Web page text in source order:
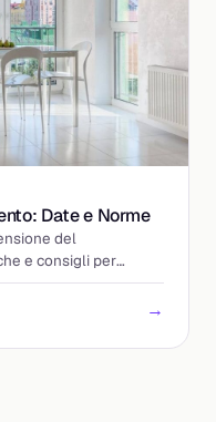
Date e Norme
del
e consigli per
→